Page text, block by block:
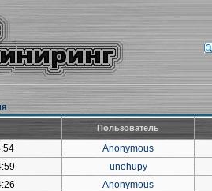
Пользователь
Anonymous
unohupy
Anonymous